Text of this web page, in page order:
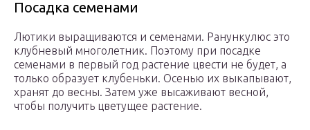
Посадка семенами
Лютики выращиваются и семенами. Ранункулюс это
клубневый многолетник. Поэтому при посадке
семенами в первый год растение цвести не будет, а
только образует клубеньки. Осенью их выкапывают,
хранят до весны. Затем уже высаживают весной,
чтобы получить цветущее растение.